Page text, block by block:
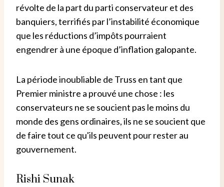
révolte de la part du parti conservateur et des
banquiers, terrifiés par l’instabilité économique
que les réductions d’impôts pourraient
engendrer à une époque d’inflation galopante.
La période inoubliable de Truss en tant que
Premier ministre a prouvé une chose : les
conservateurs ne se soucient pas le moins du
monde des gens ordinaires, ils ne se soucient que
de faire tout ce qu'ils peuvent pour rester au
gouvernement.
Rishi Sunak